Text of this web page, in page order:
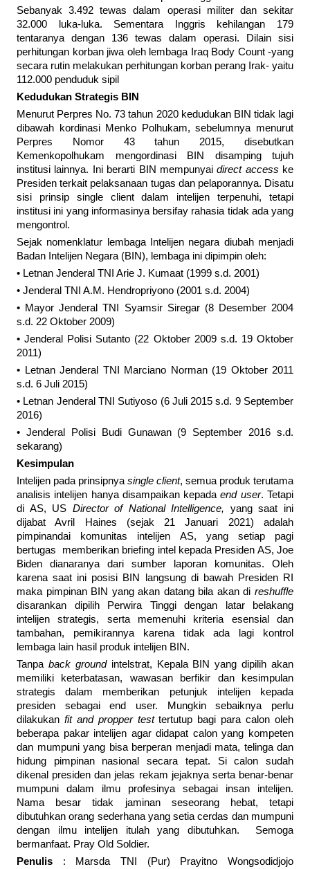
Sebanyak 3.492 tewas dalam operasi militer dan sekitar
32.000 luka-luka. Sementara Inggris kehilangan 179
tentaranya dengan 136 tewas dalam operasi. Dilain sisi
perhitungan korban jiwa oleh lembaga Iraq Body Count -yang
secara rutin melakukan perhitungan korban perang Irak- yaitu
112.000 penduduk sipil
Kedudukan Strategis BIN
Menurut Perpres No. 73 tahun 2020 kedudukan BIN tidak lagi
dibawah kordinasi Menko Polhukam, sebelumnya menurut
Perpres Nomor 43 tahun 2015, disebutkan
Kemenkopolhukam mengordinasi BIN disamping tujuh
institusi lainnya. Ini berarti BIN mempunyaidirect access ke
Presiden terkait pelaksanaan tugas dan pelaporannya. Disatu
sisi prinsip single client dalam intelijen terpenuhi, tetapi
institusi ini yang informasinya bersifay rahasia tidak ada yang
mengontrol.
Sejak nomenklatur lembaga Intelijen negara diubah menjadi
Badan Intelijen Negara (BIN), lembaga ini dipimpin oleh:
• Letnan Jenderal TNI Arie J. Kumaat (1999 s.d. 2001)
• Jenderal TNI A.M. Hendropriyono (2001 s.d. 2004)
• Mayor Jenderal TNI Syamsir Siregar (8 Desember 2004
s.d. 22 Oktober 2009)
• Jenderal Polisi Sutanto (22 Oktober 2009 s.d. 19 Oktober
2011)
• Letnan Jenderal TNI Marciano Norman (19 Oktober 2011
s.d. 6 Juli 2015)
• Letnan Jenderal TNI Sutiyoso (6 Juli 2015 s.d. 9 September
2016)
• Jenderal Polisi Budi Gunawan (9 September 2016 s.d.
sekarang)
Kesimpulan
Intelijen pada prinsipnyasingle client, semua produk terutama
analisis intelijen hanya disampaikan kepadaend user. Tetapi
di AS, US Director of National Intelligence, yang saat ini
dijabat Avril Haines (sejak 21 Januari 2021) adalah
pimpinandai komunitas intelijen AS, yang setiap pagi
bertugas memberikan briefing intel kepada Presiden AS, Joe
Biden dianaranya dari sumber laporan komunitas. Oleh
karena saat ini posisi BIN langsung di bawah Presiden RI
maka pimpinan BIN yang akan datang bila akan di reshuffle
disarankan dipilih Perwira Tinggi dengan latar belakang
intelijen strategis, serta memenuhi kriteria esensial dan
tambahan, pemikirannya karena tidak ada lagi kontrol
lembaga lain hasil produk intelijen BIN.
Tanpaback groundintelstrat, Kepala BIN yang dipilih akan
memiliki keterbatasan, wawasan berfikir dan kesimpulan
strategis dalam memberikan petunjuk intelijen kepada
presiden sebagai end user. Mungkin sebaiknya perlu
dilakukan fit and propper testtertutup bagi para calon oleh
beberapa pakar intelijen agar didapat calon yang kompeten
dan mumpuni yang bisa berperan menjadi mata, telinga dan
hidung pimpinan nasional secara tepat. Si calon sudah
dikenal presiden dan jelas rekam jejaknya serta benar-benar
mumpuni dalam ilmu profesinya sebagai insan intelijen.
Nama besar tidak jaminan seseorang hebat, tetapi
dibutuhkan orang sederhana yang setia cerdas dan mumpuni
dengan ilmu intelijen itulah yang dibutuhkan. Semoga
bermanfaat. Pray Old Soldier.
Penulis : Marsda TNI (Pur) Prayitno Wongsodidjojo